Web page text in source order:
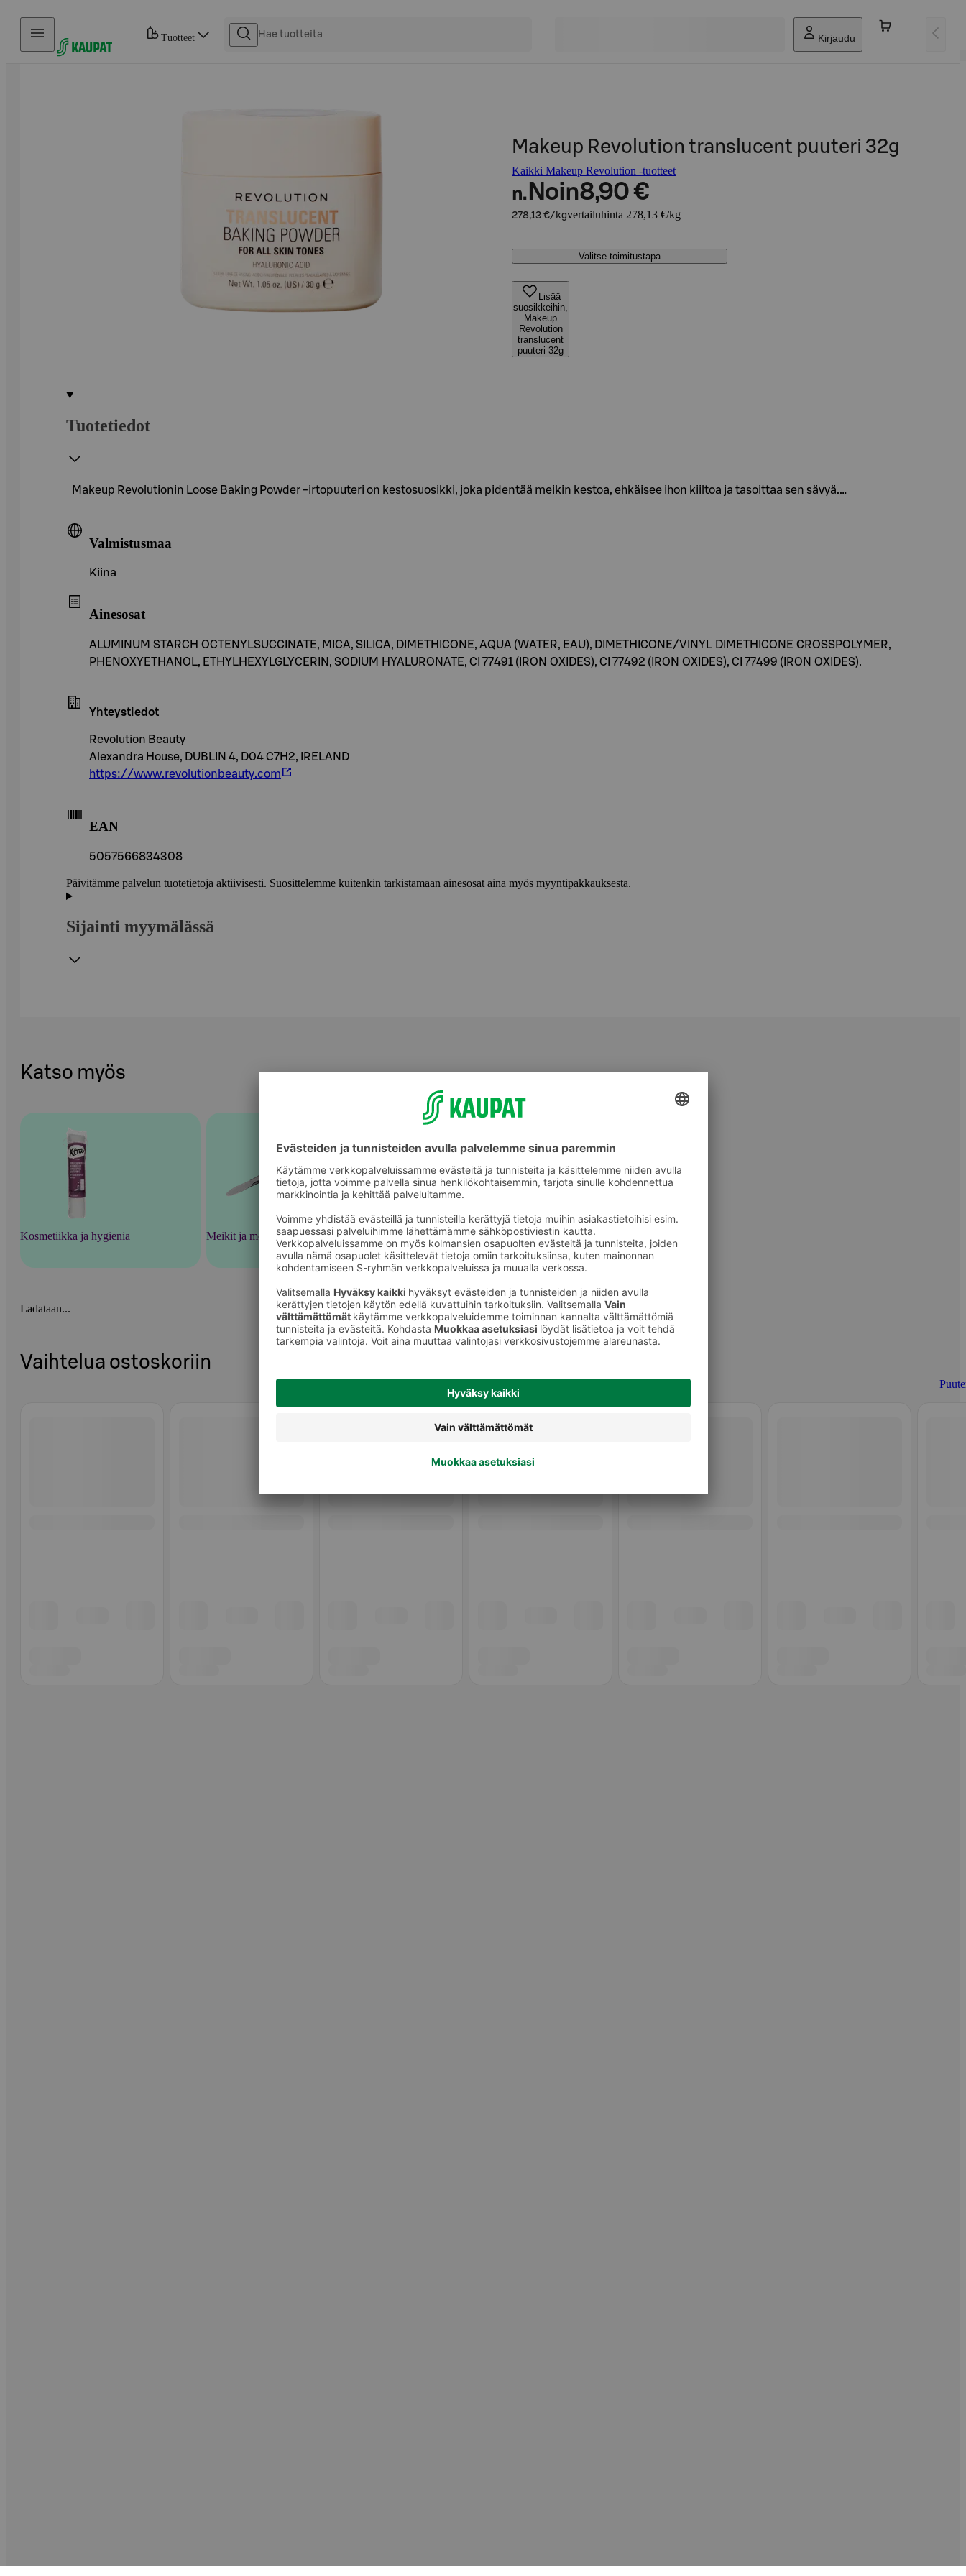
Hyppää sisältöön
Tuotteet Kirjaudu
Makeup Revolution translucent puuteri 32g
Kaikki Makeup Revolution -tuotteet
n. Noin8,90 €
278,13 €/kgvertailuhinta 278,13 €/kg
Valitse toimitustapa
Lisää
suosikkeihin,
Makeup
Revolution
translucent
puuteri 32g
Tuotetiedot
Makeup Revolutionin Loose Baking Powder -irtopuuteri on kestosuosikki, joka pidentää meikin kestoa, ehkäisee ihon kiiltoa ja tasoittaa sen sävyä.…
Valmistusmaa
Kiina
Ainesosat
ALUMINUM STARCH OCTENYLSUCCINATE, MICA, SILICA, DIMETHICONE, AQUA (WATER, EAU), DIMETHICONE/VINYL DIMETHICONE CROSSPOLYMER,
PHENOXYETHANOL, ETHYLHEXYLGLYCERIN, SODIUM HYALURONATE, CI 77491 (IRON OXIDES), CI 77492 (IRON OXIDES), CI 77499 (IRON OXIDES).
Yhteystiedot
Revolution Beauty
Alexandra House, DUBLIN 4, D04 C7H2, IRELAND
https://www.revolutionbeauty.com
EAN
5057566834308
Päivitämme palvelun tuotetietoja aktiivisesti. Suosittelemme kuitenkin tarkistamaan ainesosat aina myös myyntipakkauksesta.
Sijainti myymälässä
Katso myös
Kosmetiikka ja hygienia Meikit ja meikkaustarvikkeet Puuterit
Ladataan...
Vaihtelua ostoskoriin